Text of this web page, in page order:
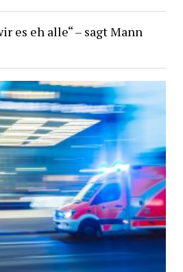
es eh alle“ – sagt Mann